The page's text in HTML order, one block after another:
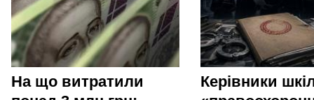
На що витратили
Керівники